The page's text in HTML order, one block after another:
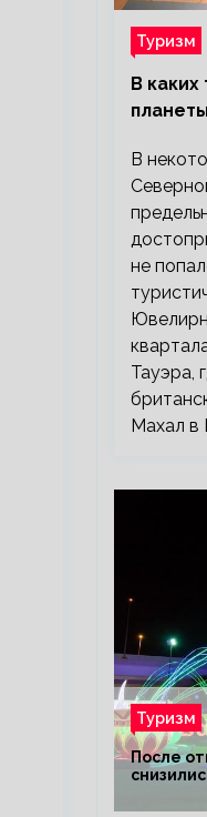
Туризм
В каких
В
не
Тауэра,
Махал в
Туризм
После